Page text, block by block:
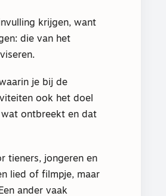
krijgen, want
die van het
je bij de
ook het doel
ontbreekt en dat
tieners, jongeren en
lied of filmpje, maar
ander vaak